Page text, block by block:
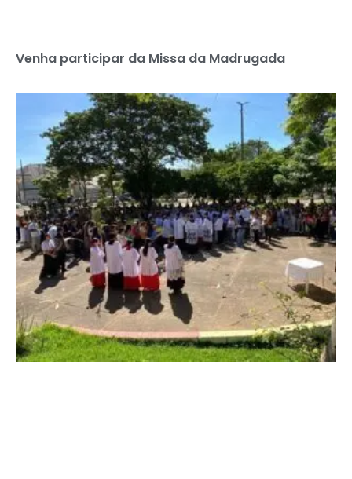
Venha participar da Missa da Madrugada